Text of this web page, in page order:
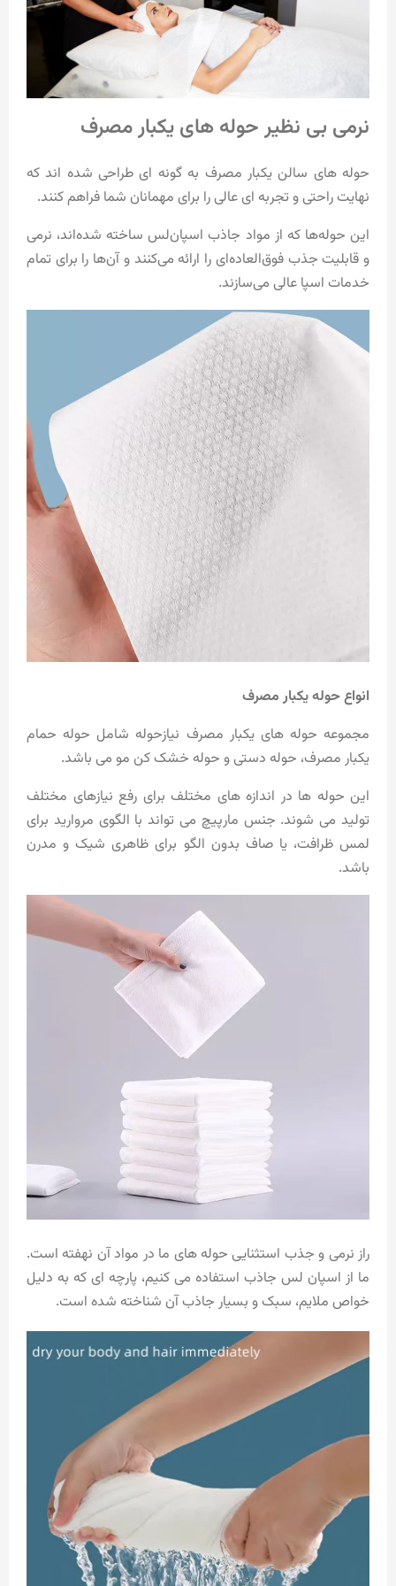
نرمی بی نظیر حوله های یکبار مصرف
حوله های سالن یکبار مصرف به گونه ای طراحی شده اند که
نهایت راحتی و تجربه ای عالی را برای مهمانان شما فراهم کنند.
این حوله‌ها که از مواد جاذب اسپان‌لس ساخته شده‌اند، نرمی
و قابلیت جذب فوق‌العاده‌ای را ارائه می‌کنند و آن‌ها را برای تمام
خدمات اسپا عالی می‌سازند.
انواع حوله یکبار مصرف
مجموعه حوله های یکبار مصرف نیازحوله شامل حوله حمام
یکبار مصرف، حوله دستی و حوله خشک کن مو می باشد.
این حوله ها در اندازه های مختلف برای رفع نیازهای مختلف
تولید می شوند. جنس مارپیچ می تواند با الگوی مروارید برای
لمس ظرافت، یا صاف بدون الگو برای ظاهری شیک و مدرن
باشد.
راز نرمی و جذب استثنایی حوله های ما در مواد آن نهفته است.
ما از اسپان لس جاذب استفاده می کنیم، پارچه ای که به دلیل
خواص ملایم، سبک و بسیار جاذب آن شناخته شده است.